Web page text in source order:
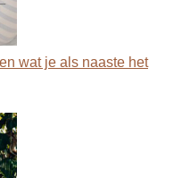
wat je als naaste het